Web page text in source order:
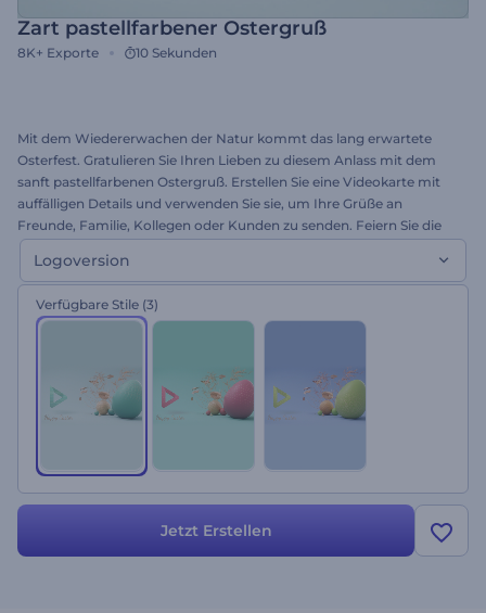
Zart pastellfarbener Ostergruß
8K+ Exporte 10 Sekunden
Mit dem Wiedererwachen der Natur kommt das lang erwartete
Osterfest. Gratulieren Sie Ihren Lieben zu diesem Anlass mit dem
sanft pastellfarbenen Ostergruß. Erstellen Sie eine Videokarte mit
auffälligen Details und verwenden Sie sie, um Ihre Grüße an
Freunde, Familie, Kollegen oder Kunden zu senden. Feiern Sie die
Freude des Neuanfangs. Probieren Sie diese Vorlage jetzt aus!
Logoversion
Verfügbare Stile (3)
Jetzt Erstellen